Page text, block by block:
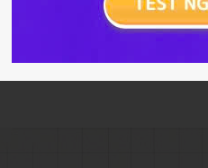
trả lời hoặc bị báo xấu trên 5 lần sẽ bị